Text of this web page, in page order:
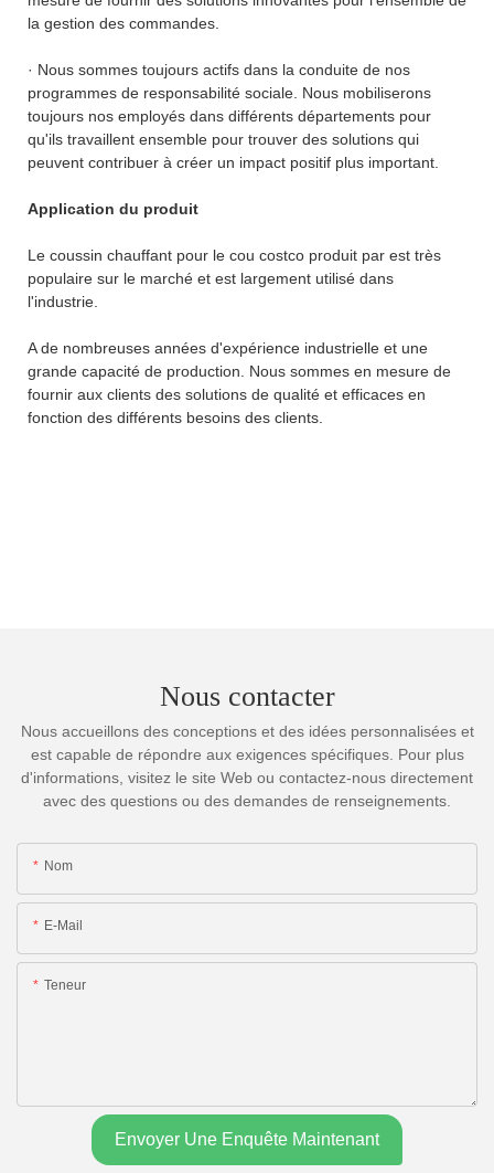
la gestion des commandes.
· Nous sommes toujours actifs dans la conduite de nos
programmes de responsabilité sociale. Nous mobiliserons
toujours nos employés dans différents départements pour
qu'ils travaillent ensemble pour trouver des solutions qui
peuvent contribuer à créer un impact positif plus important.
Application du produit
Le coussin chauffant pour le cou costco produit par est très
populaire sur le marché et est largement utilisé dans
l'industrie.
A de nombreuses années d'expérience industrielle et une
grande capacité de production. Nous sommes en mesure de
fournir aux clients des solutions de qualité et efficaces en
fonction des différents besoins des clients.
Nous contacter
Nous accueillons des conceptions et des idées personnalisées et
est capable de répondre aux exigences spécifiques. Pour plus
d'informations, visitez le site Web ou contactez-nous directement
avec des questions ou des demandes de renseignements.
Nom
E-Mail
Teneur
Envoyer Une Enquête Maintenant